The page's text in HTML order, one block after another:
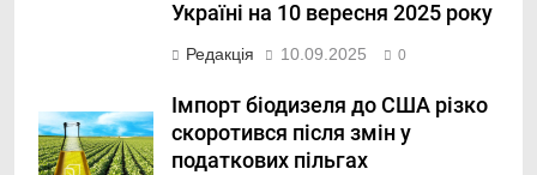
Україні на 10 вересня 2025 року
Редакція 10.09.2025 0
Імпорт біодизеля до США різко
скоротився після змін у
податкових пільгах